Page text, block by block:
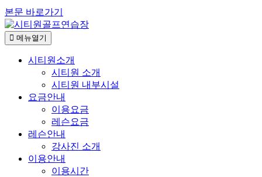
본문 바로가기
메뉴열기
시티원소개
시티원 소개
시티원 내부시설
요금안내
이용요금
레슨요금
레슨안내
강사진 소개
이용안내
이용시간